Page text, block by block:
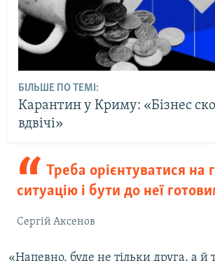
БІЛЬШЕ ПО ТЕМІ:
Карантин у Криму: «Бізнес
вдвічі»
Треба орієнтуватися на
ситуацію і бути до неї
Сергій Аксенов
«Напевно, буде не тільки друга, а й